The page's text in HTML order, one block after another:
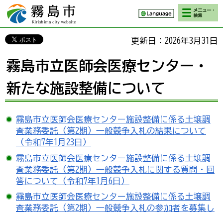
霧島市 Kirishima
city website
検索・メニ
ュー
更新日：2026年3月31日
霧島市立医師会医療センター・
新たな施設整備について
霧島市立医師会医療センター施設整備に係る土壌調
査業務委託（第2期）一般競争入札の結果について
（令和7年1月23日）
霧島市立医師会医療センター施設整備に係る土壌調
査業務委託（第2期）一般競争入札に関する質問・回
答について（令和7年1月6日）
霧島市立医師会医療センター施設整備に係る土壌調
査業務委託（第2期）一般競争入札の参加者を募集し